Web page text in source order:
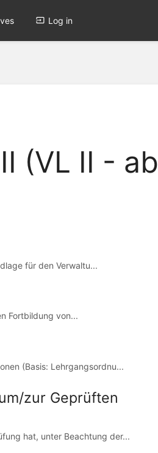
Log in
(VL II - ab
für den Verwaltu...
Fortbildung von...
(Basis: Lehrgangsordnu...
zur Geprüften
hat, unter Beachtung der...